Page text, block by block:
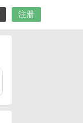
注册